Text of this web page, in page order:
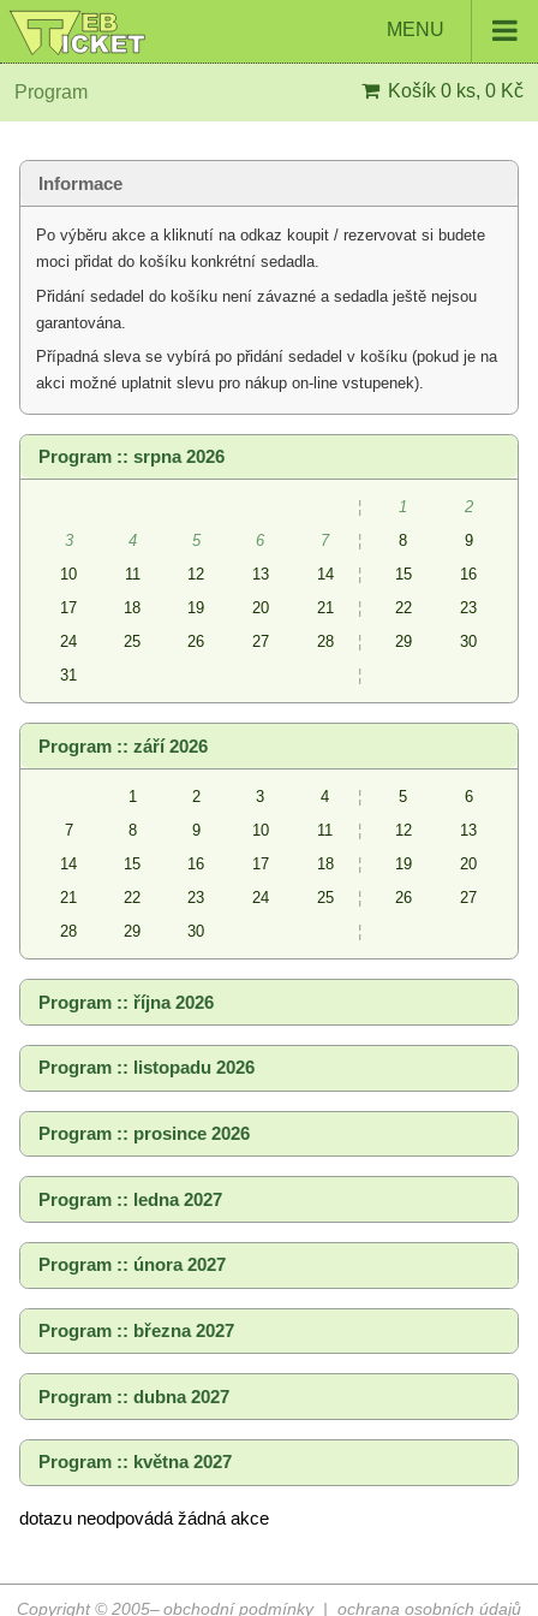
MENU
Program Košík 0 ks, 0 Kč
Informace
Po výběru akce a kliknutí na odkaz koupit / rezervovat si budete
moci přidat do košíku konkrétní sedadla.
Přidání sedadel do košíku není závazné a sedadla ještě nejsou
garantována.
Případná sleva se vybírá po přidání sedadel v košíku (pokud je na
akci možné uplatnit slevu pro nákup on-line vstupenek).
Program :: srpna 2026
¦ 1
2
3
4 5 6 7 ¦ 8
9
10
11 12 13 14 ¦ 15
16
17
18 19 20 21 ¦ 22
23
24
25 26 27 28 ¦ 29
30
31
¦
Program :: září 2026
1 2 3 4 ¦ 5
6
7
8 9 10 11 ¦ 12
13
14
15 16 17 18 ¦ 19
20
21
22 23 24 25 ¦ 26
27
28
29 30 ¦
Program :: října 2026
Program :: listopadu 2026
Program :: prosince 2026
Program :: ledna 2027
Program :: února 2027
Program :: března 2027
Program :: dubna 2027
Program :: května 2027
dotazu neodpovádá žádná akce
obchodní podmínky|ochrana osobních údajů
Copyright © 2005–